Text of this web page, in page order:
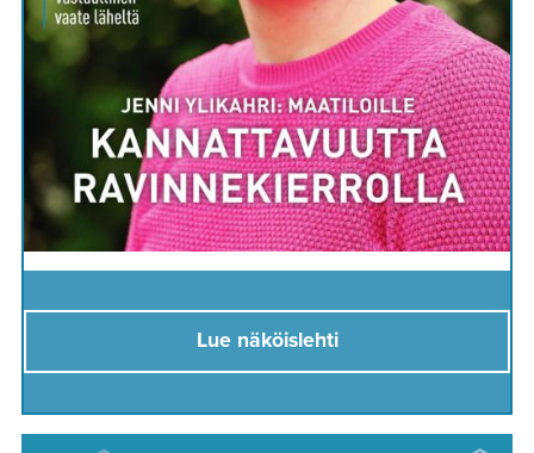
Lue näköislehti